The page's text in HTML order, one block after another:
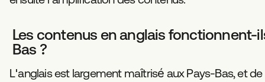
Les contenus en anglais fonctionnent-
Bas ?
L'anglais est largement maîtrisé aux Pays-Bas, et